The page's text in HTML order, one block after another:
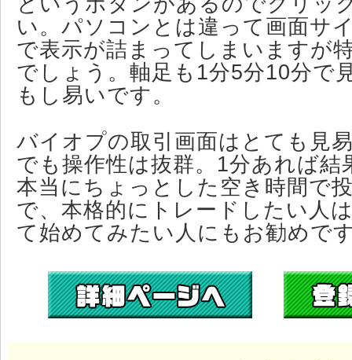
い。パソコンとは違って画面サ
で表示が詰まってしまいますが
でしょう。軸足も1分5分10分で
もし易いです。
バイオプの取引画面はとても見
でも操作性は抜群。1分あれば結
本当にちょっとした空き時間で
で、本格的にトレードしたい人
て始めてみたい人にもお勧めで